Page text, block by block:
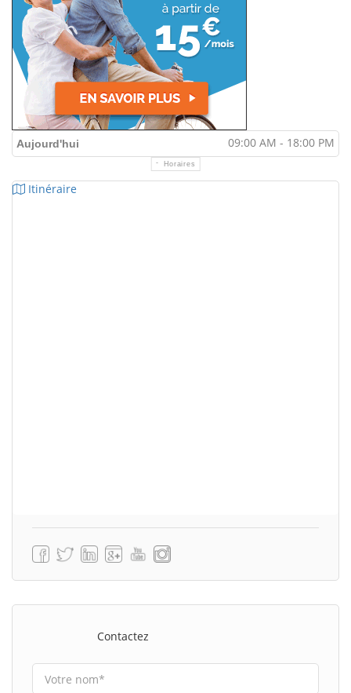
Aujourd'hui 09:00 AM - 18:00 PM
Horaires
Itinéraire
Contactez